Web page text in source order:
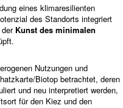
eines klimaresilienten
des Standorts integriert
Kunst des minimalen
Nutzungen und
Biotop betrachtet, deren
und neu interpretiert werden,
für den Kiez und den